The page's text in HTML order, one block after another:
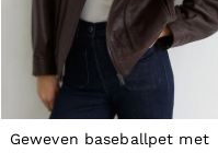
34
36
42
44
Geweven baseballpet met